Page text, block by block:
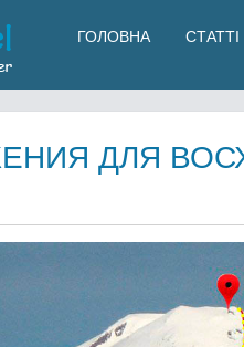
ГОЛОВНА СТАТТІ
ДЛЯ